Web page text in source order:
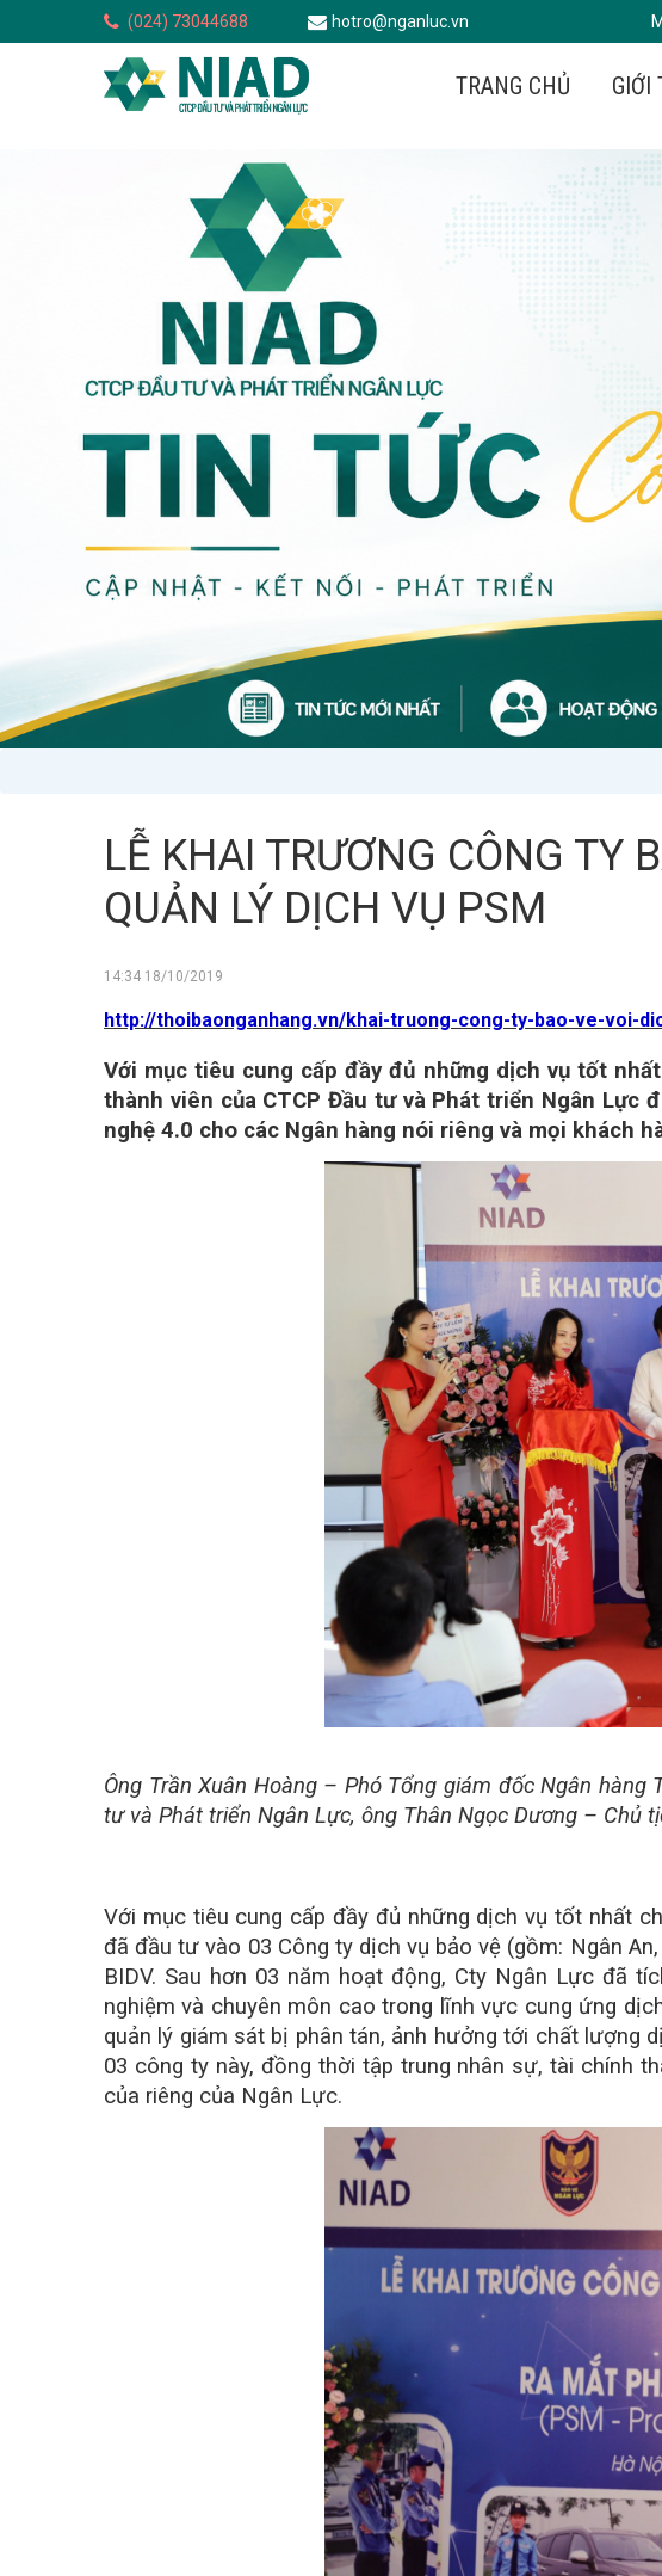
(024) 73044688 hotro@nganluc.vn
TRANG CHỦ GIỚI
LỄ KHAI TRƯƠNG CÔNG TY
QUẢN LÝ DỊCH VỤ PSM
14:34 18/10/2019
http://thoibaonganhang.vn/khai-truong-cong-ty-bao-ve-voi-
Với mục tiêu cung cấp đầy đủ những dịch vụ tốt
thành viên của CTCP Đầu tư và Phát triển Ngân Lực
nghệ 4.0 cho các Ngân hàng nói riêng và mọi khách
Ông Trần Xuân Hoàng – Phó Tổng giám đốc Ngân
tư và Phát triển Ngân Lực, ông Thân Ngọc Dương – Chủ
Với mục tiêu cung cấp đầy đủ những dịch vụ tốt nhất
đã đầu tư vào 03 Công ty dịch vụ bảo vệ (gồm: Ngân
BIDV. Sau hơn 03 năm hoạt động, Cty Ngân Lực đã
nghiệm và chuyên môn cao trong lĩnh vực cung ứng
quản lý giám sát bị phân tán, ảnh hưởng tới chất lượng
03 công ty này, đồng thời tập trung nhân sự, tài chính
của riêng của Ngân Lực.